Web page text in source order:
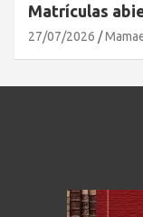
Matrículas
27/07/2026